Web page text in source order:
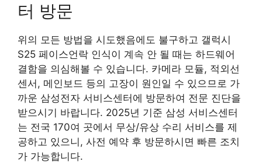
터 방문
위의 모든 방법을 시도했음에도 불구하고 갤럭시
S25 페이스언락 인식이 계속 안 될 때는 하드웨어
결함을 의심해볼 수 있습니다. 카메라 모듈, 적외선
센서, 메인보드 등의 고장이 원인일 수 있으므로 가
까운 삼성전자 서비스센터에 방문하여 전문 진단을
받으시기 바랍니다. 2025년 기준 삼성 서비스센터
는 전국 170여 곳에서 무상/유상 수리 서비스를 제
공하고 있으니, 사전 예약 후 방문하시면 빠른 조치
가 가능합니다.